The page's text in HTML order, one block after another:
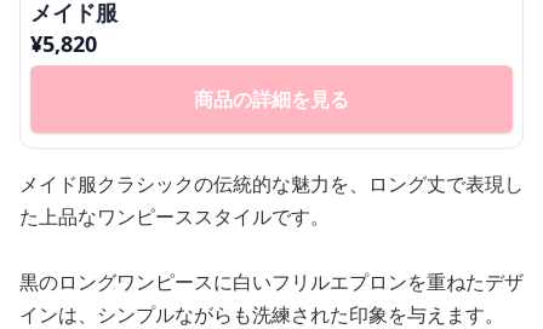
メイド服
¥5,820
商品の詳細を見る
メイド服クラシックの伝統的な魅力を、ロング丈で表現し
た上品なワンピーススタイルです。
黒のロングワンピースに白いフリルエプロンを重ねたデザ
インは、シンプルながらも洗練された印象を与えます。